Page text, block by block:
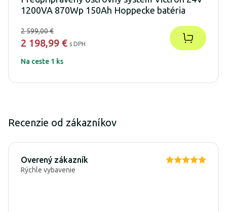
1200VA 870Wp 150Ah Hoppecke batéria
2 599,00 €
2 198,99 € s DPH
Na ceste 1 ks
Recenzie od zákazníkov
Overený zákazník
Rýchle vybavenie